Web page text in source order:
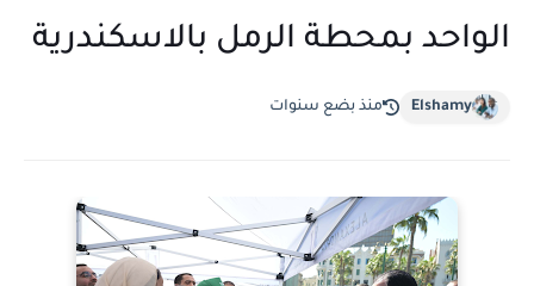
الواحد بمحطة الرمل بالاسكندرية
Elshamy منذ بضع سنوات